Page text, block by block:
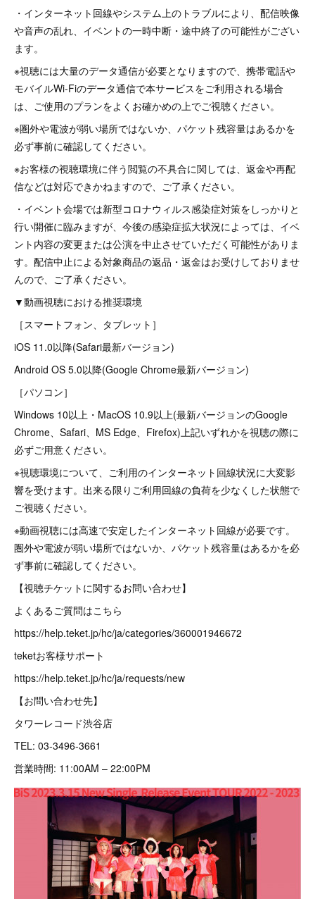
・インターネット回線やシステム上のトラブルにより、配信映像
や音声の乱れ、イベントの一時中断・途中終了の可能性がござい
ます。
※視聴には大量のデータ通信が必要となりますので、携帯電話や
モバイルWi-Fiのデータ通信で本サービスをご利用される場合
は、ご使用のプランをよくお確かめの上でご視聴ください。
※圏外や電波が弱い場所ではないか、パケット残容量はあるかを
必ず事前に確認してください。
※お客様の視聴環境に伴う閲覧の不具合に関しては、返金や再配
信などは対応できかねますので、ご了承ください。
・イベント会場では新型コロナウィルス感染症対策をしっかりと
行い開催に臨みますが、今後の感染症拡大状況によっては、イベ
ント内容の変更または公演を中止させていただく可能性がありま
す。配信中止による対象商品の返品・返金はお受けしておりませ
んので、ご了承ください。
▼動画視聴における推奨環境
［スマートフォン、タブレット］
iOS 11.0以降(Safari最新バージョン)
Android OS 5.0以降(Google Chrome最新バージョン)
［パソコン］
Windows 10以上・MacOS 10.9以上(最新バージョンのGoogle
Chrome、Safari、MS Edge、Firefox)上記いずれかを視聴の際に
必ずご用意ください。
※視聴環境について、ご利用のインターネット回線状況に大変影
響を受けます。出来る限りご利用回線の負荷を少なくした状態で
ご視聴ください。
※動画視聴には高速で安定したインターネット回線が必要です。
圏外や電波が弱い場所ではないか、パケット残容量はあるかを必
ず事前に確認してください。
【視聴チケットに関するお問い合わせ】
よくあるご質問はこちら
https://help.teket.jp/hc/ja/categories/360001946672
teketお客様サポート
https://help.teket.jp/hc/ja/requests/new
【お問い合わせ先】
タワーレコード渋谷店
TEL: 03-3496-3661
営業時間: 11:00AM – 22:00PM